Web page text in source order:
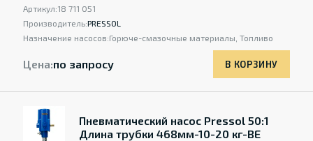
Артикул:18 711 051
Производитель:PRESSOL
Назначение насосов:Горюче-смазочные материалы, Топливо
Цена:по запросу В КОРЗИНУ
Пневматический насос Pressol 50:1
Длина трубки 468мм-10-20 кг-BE